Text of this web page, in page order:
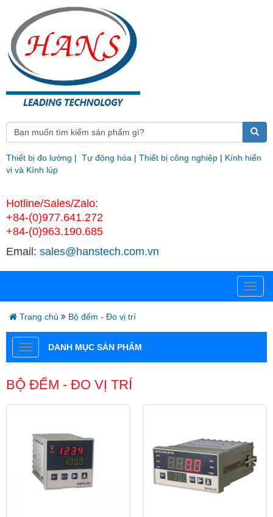
Thiết bị đo lường | Tự động hóa | Thiết bị công nghiệp | Kính hiển
vi và Kính lúp
Hotline/Sales/Zalo:
+84-(0)977.641.272
+84-(0)963.190.685
Email: sales@hanstech.com.vn
Trang chủ Bộ đếm - Đo vị trí
DANH MỤC SẢN PHẨM
BỘ ĐẾM - ĐO VỊ TRÍ